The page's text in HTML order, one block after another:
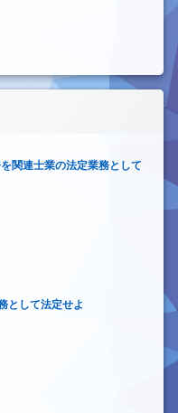
関連士業の法定業務として
として法定せよ